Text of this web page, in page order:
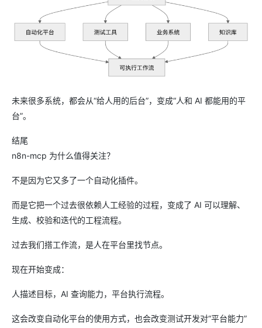
未来很多系统，都会从“给人用的后台”，变成“人和 AI 都能用的平
台”。
结尾
n8n-mcp 为什么值得关注？
不是因为它又多了一个自动化插件。
而是它把一个过去很依赖人工经验的过程，变成了 AI 可以理解、
生成、校验和迭代的工程流程。
过去我们搭工作流，是人在平台里找节点。
现在开始变成：
人描述目标，AI 查询能力，平台执行流程。
这会改变自动化平台的使用方式，也会改变测试开发对“平台能力”